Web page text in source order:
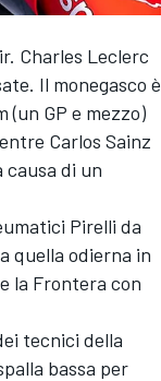
Charles Leclerc
Il monegasco è
GP e mezzo)
Carlos Sainz
di un
Pirelli da
quella odierna in
la Frontera con
tecnici della
bassa per